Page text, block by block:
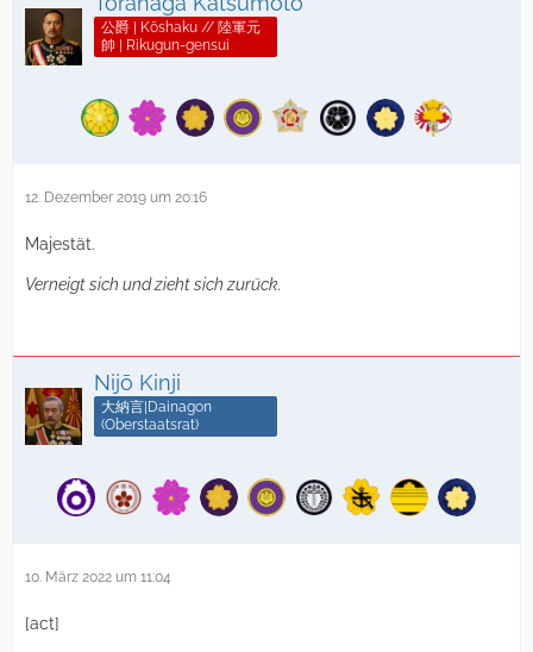
公爵 | Kōshaku // 陸軍元
帥 | Rikugun-gensui
12. Dezember 2019 um 20:16
Majestät.
Verneigt sich und zieht sich zurück.
Nijō Kinji
大納言|Dainagon
(Oberstaatsrat)
10. März 2022 um 11:04
[act]